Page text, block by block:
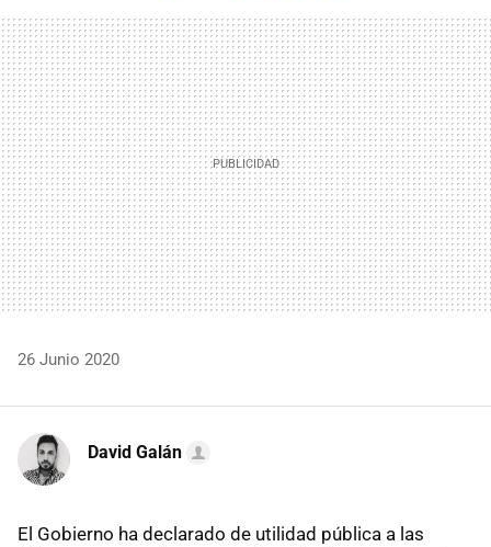
MAIL
26 Junio 2020
David Galán
El Gobierno ha declarado de utilidad pública a las